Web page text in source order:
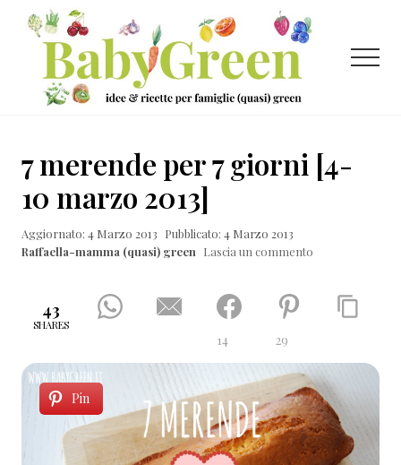
Menu
Passa
contenuto
principale
Passa
laterale
primaria
Passa
ricette
per
famiglie
Menu
7 merende per 7 giorni [4-
10 marzo 2013]
Aggiornato: 4 Marzo 2013 Pubblicato: 4 Marzo 2013
Raffaella-mamma (quasi) green Lascia un commento
43
SHARES
14 29
Pin